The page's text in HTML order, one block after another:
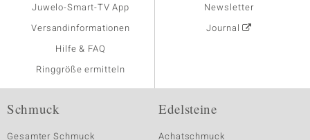
Juwelo-Smart-TV App
Versandinformationen
Hilfe & FAQ
Ringgröße ermitteln
Newsletter
Journal
Schmuck
Gesamter Schmuck
Edelsteine
Achatschmuck